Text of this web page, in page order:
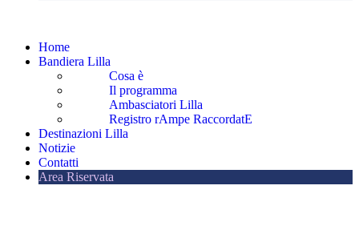
Home
Bandiera Lilla
Cosa è
Il programma
Ambasciatori Lilla
Registro rAmpe RaccordatE
Destinazioni Lilla
Notizie
Contatti
Area Riservata